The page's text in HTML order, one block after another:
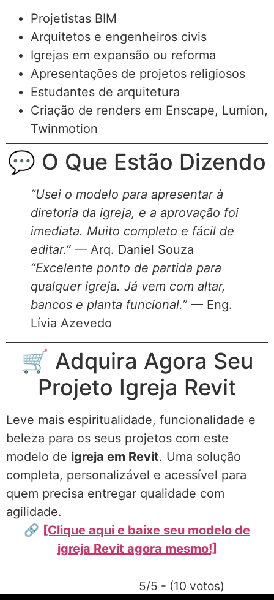
Projetistas BIM
Arquitetos e engenheiros civis
Igrejas em expansão ou reforma
Apresentações de projetos religiosos
Estudantes de arquitetura
Criação de renders em Enscape, Lumion,
Twinmotion
💬 O Que Estão Dizendo
“Usei o modelo para apresentar à
diretoria da igreja, e a aprovação foi
imediata. Muito completo e fácil de
editar.” — Arq. Daniel Souza
“Excelente ponto de partida para
qualquer igreja. Já vem com altar,
bancos e planta funcional.” — Eng.
Lívia Azevedo
🛒 Adquira Agora Seu
Projeto Igreja Revit
Leve mais espiritualidade, funcionalidade e
beleza para os seus projetos com este
modelo de igreja em Revit. Uma solução
completa, personalizável e acessível para
quem precisa entregar qualidade com
agilidade.
🔗 [Clique aqui e baixe seu modelo de
igreja Revit agora mesmo!]
5/5 - (10 votos)